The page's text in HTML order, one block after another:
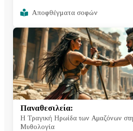
Αποφθέγματα σοφών
Παναθεσιλεία:
Η Τραγική Ηρωίδα των Αμαζόνων
Μυθολογία